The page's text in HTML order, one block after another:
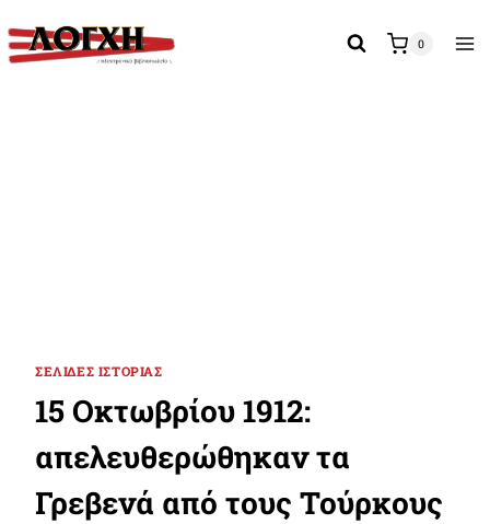
to
0
ΣΕΛΊΔΕΣ ΙΣΤΟΡΊΑΣ
15 Οκτωβρίου 1912:
απελευθερώθηκαν τα
Γρεβενά από τους Τούρκους